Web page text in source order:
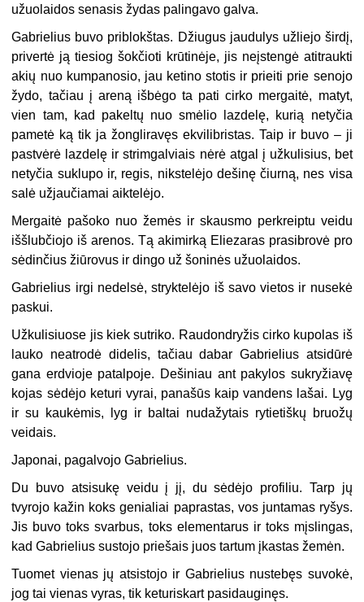
užuolaidos senasis žydas palingavo galva.
Gabrielius buvo priblokštas. Džiugus jaudulys užliejo širdį,
privertė ją tiesiog šokčioti krūtinėje, jis neįstengė atitraukti
akių nuo kumpanosio, jau ketino stotis ir prieiti prie senojo
žydo, tačiau į areną išbėgo ta pati cirko mergaitė, matyt,
vien tam, kad pakeltų nuo smėlio lazdelę, kurią netyčia
pametė ką tik ja žongliravęs ekvilibristas. Taip ir buvo – ji
pastvėrė lazdelę ir strimgalviais nėrė atgal į užkulisius, bet
netyčia suklupo ir, regis, nikstelėjo dešinę čiurną, nes visa
salė užjaučiamai aiktelėjo.
Mergaitė pašoko nuo žemės ir skausmo perkreiptu veidu
iššlubčiojo iš arenos. Tą akimirką Eliezaras prasibrovė pro
sėdinčius žiūrovus ir dingo už šoninės užuolaidos.
Gabrielius irgi nedelsė, stryktelėjo iš savo vietos ir nusekė
paskui.
Užkulisiuose jis kiek sutriko. Raudondryžis cirko kupolas iš
lauko neatrodė didelis, tačiau dabar Gabrielius atsidūrė
gana erdvioje patalpoje. Dešiniau ant pakylos sukryžiavę
kojas sėdėjo keturi vyrai, panašūs kaip vandens lašai. Lyg
ir su kaukėmis, lyg ir baltai nudažytais rytietiškų bruožų
veidais.
Japonai, pagalvojo Gabrielius.
Du buvo atsisukę veidu į jį, du sėdėjo profiliu. Tarp jų
tvyrojo kažin koks genialiai paprastas, vos juntamas ryšys.
Jis buvo toks svarbus, toks elementarus ir toks mįslingas,
kad Gabrielius sustojo priešais juos tartum įkastas žemėn.
Tuomet vienas jų atsistojo ir Gabrielius nustebęs suvokė,
jog tai vienas vyras, tik keturiskart pasidauginęs.